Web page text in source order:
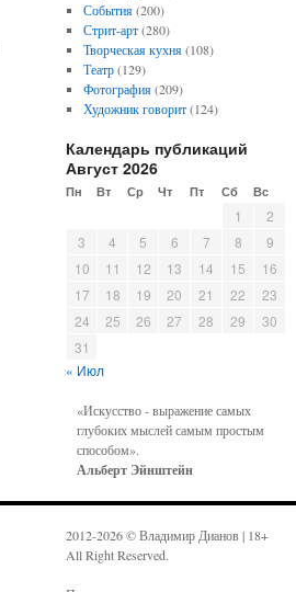
События(200)
Стрит-арт(280)
Творческая кухня(108)
Театр(129)
Фотография(209)
Художник говорит(124)
Календарь публикаций
Август 2026
Пн Вт Ср Чт Пт Сб Вс
« Июл
1
2
3
4 5 6 7 8
9
10
11 12 13 14 15
16
17
18 19 20 21 22
23
24
25 26 27 28 29
30
31
«Искусство - выражение самых
глубоких мыслей самым простым
способом».
Альберт Эйнштейн
2012-2026 © Владимир Дианов | 18+
All Right Reserved.